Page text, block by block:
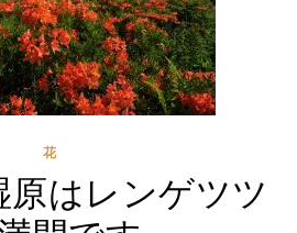
花
原はレンゲツツ